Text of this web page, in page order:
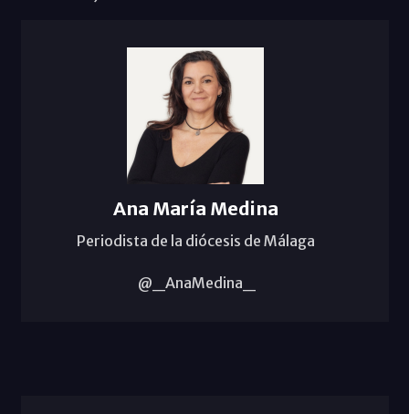
Ana María Medina
Periodista de la diócesis de Málaga
@_AnaMedina_